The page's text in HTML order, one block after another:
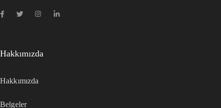
Hakkımızda
Hakkımızda
Belgeler